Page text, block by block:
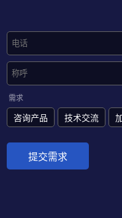
需求
咨询产品 技术交流